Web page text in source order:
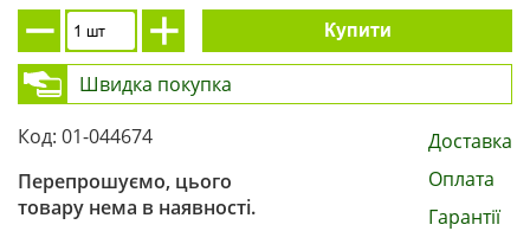
Купити
Швидка покупка
Код: 01-044674
Перепрошуємо, цього
товару нема в наявності.
Доставка
Оплата
Гарантії